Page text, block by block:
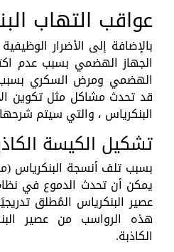
عواقب التهاب
بالإضافة إلى الأضرار
الجهاز الهضمي بسبب عدم
الهضمي ومرض السكري بسبب
قد تحدث مشاكل مثل تكوين
البنكرياس ، والتي سيتم
تشكيل الكيسة
بسبب تلف أنسجة البنكرياس
يمكن أن تحدث الدموع في
عصير البنكرياس المُطلق
هذه الرواسب من عصير
الكاذبة.